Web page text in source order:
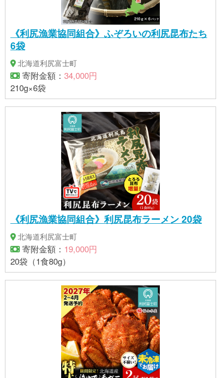
《利尻漁業協同組合》ふぞろいの利尻昆布たち
6袋
北海道利尻富士町
寄附金額： 34,000円
210g×6袋
《利尻漁業協同組合》利尻昆布ラーメン 20袋
北海道利尻富士町
寄附金額： 19,000円
20袋（1食80g）